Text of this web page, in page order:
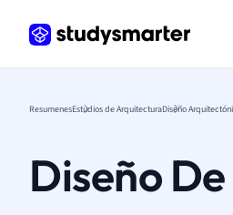
ResumenesEstudios de ArquitecturaDiseño
Diseño